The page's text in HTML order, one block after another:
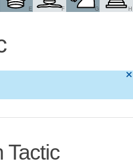
E F G H
🞫
Tactic